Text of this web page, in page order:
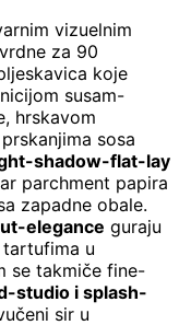
vizuelnim
za 90
koje
susam-
hrskavom
sosa
shadow-flat-lay
parchment papira
zapadne obale.
elegance guraju
u
se takmiče fine-
studio i splash-
sir u